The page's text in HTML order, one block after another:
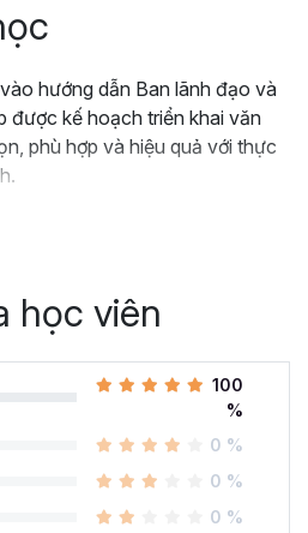
hướng dẫn Ban lãnh đạo và
được kế hoạch triển khai văn
phù hợp và hiệu quả với thực
học viên
100
%
0 %
0 %
0 %